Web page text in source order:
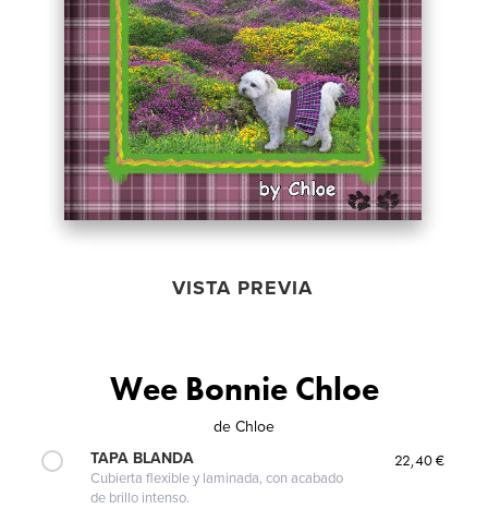
VISTA PREVIA
Wee Bonnie Chloe
de Chloe
TAPA BLANDA
Cubierta flexible y laminada, con acabado
de brillo intenso.
22,40 €